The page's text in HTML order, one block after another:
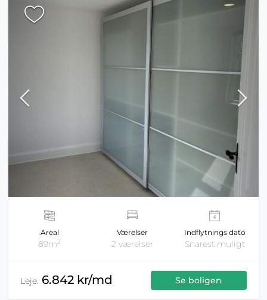
Areal
89m2
Værelser
2 værelser
Indflytnings dato
Snarest muligt
Leje: 6.842 kr/md Se boligen